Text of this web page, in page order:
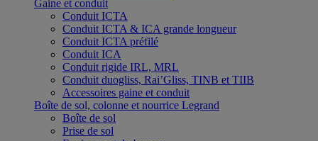
Gaine et conduit
Conduit ICTA
Conduit ICTA & ICA grande longueur
Conduit ICTA préfilé
Conduit ICA
Conduit rigide IRL, MRL
Conduit duogliss, Rai’Gliss, TINB et TIIB
Accessoires gaine et conduit
Boîte de sol, colonne et nourrice Legrand
Boîte de sol
Prise de sol